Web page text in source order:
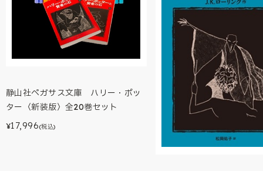
静山社ペガサス文庫 ハリー・ポッ
ター〈新装版〉全20巻セット
¥17,996(税込)